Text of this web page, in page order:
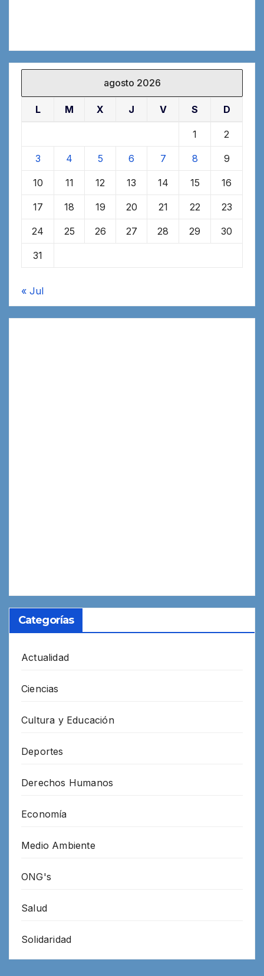
agosto 2026
L M X J V S D
1 2
3 4 5 6 7 8 9
10 11 12 13 14 15 16
17 18 19 20 21 22 23
24 25 26 27 28 29 30
31
« Jul
Categorías
Actualidad
Ciencias
Cultura y Educación
Deportes
Derechos Humanos
Economía
Medio Ambiente
ONG's
Salud
Solidaridad